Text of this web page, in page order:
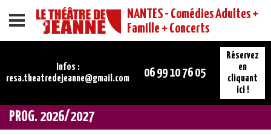
Menu
NANTES - Comédies Adultes +
Famille + Concerts
Infos :
resa.theatredejeanne@gmail.com
06 99 10 76 05
Réservez
en
cliquant
ici !
PROG. 2026/2027